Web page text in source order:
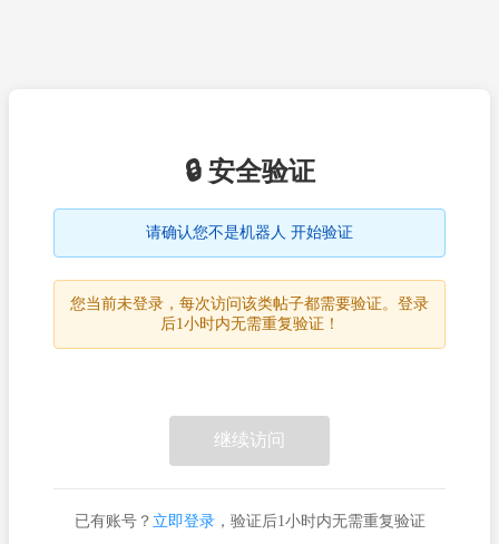
🔒 安全验证
请确认您不是机器人 开始验证
您当前未登录，每次访问该类帖子都需要验证。登录
后1小时内无需重复验证！
继续访问
已有账号？ 立即登录，验证后1小时内无需重复验证